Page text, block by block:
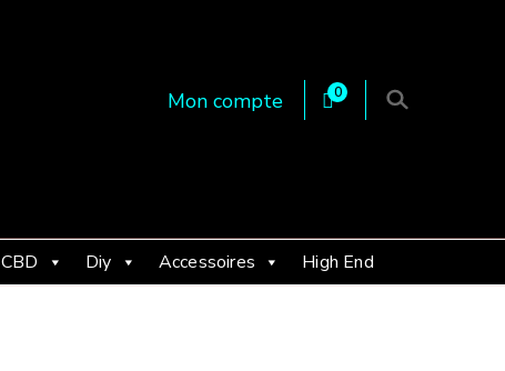
Mon compte 0
CBD Diy Accessoires High End